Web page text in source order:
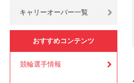
キャリーオーバー一覧
おすすめコンテンツ
競輪選手情報